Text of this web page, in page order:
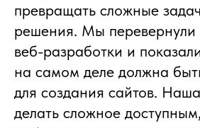
превращать сложные
решения. Мы перевернули
веб-разработки и
на самом деле должна
для создания сайтов.
делать сложное